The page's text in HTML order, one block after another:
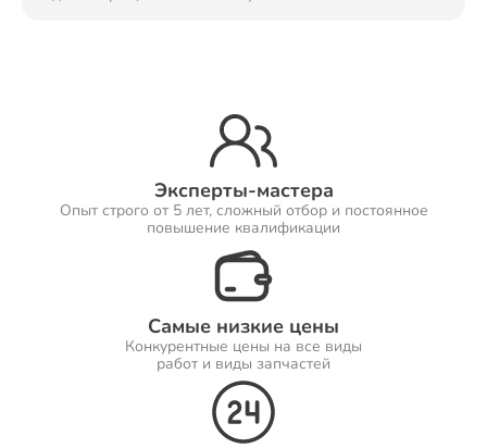
Эксперты-мастера
Опыт строго от 5 лет, сложный отбор и постоянное
повышение квалификации
Самые низкие цены
Конкурентные цены на все виды
работ и виды запчастей
Ремонт Саундбаров
Ремонт VR систем
Ремонт Сабвуферов